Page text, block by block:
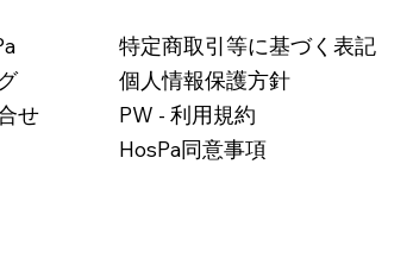
せ
特定商取引等に基づく表記
個人情報保護方針
PW - 利用規約
HosPa同意事項